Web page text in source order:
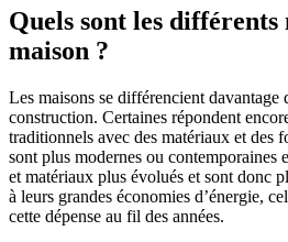
Quels sont les différents
maison ?
Les maisons se différencient davantage
construction. Certaines répondent
traditionnels avec des matériaux et des
sont plus modernes ou contemporaines
et matériaux plus évolués et sont donc
à leurs grandes économies d’énergie,
cette dépense au fil des années.